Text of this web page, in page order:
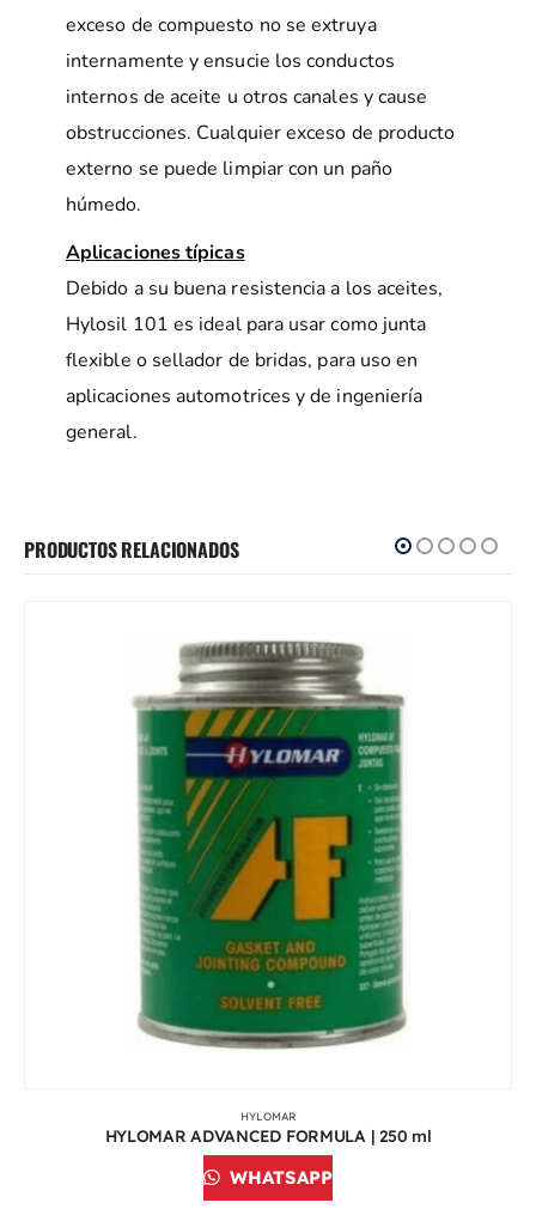
exceso de compuesto no se extruya
internamente y ensucie los conductos
internos de aceite u otros canales y cause
obstrucciones. Cualquier exceso de producto
externo se puede limpiar con un paño
húmedo.
Aplicaciones típicas
Debido a su buena resistencia a los aceites,
Hylosil 101 es ideal para usar como junta
flexible o sellador de bridas, para uso en
aplicaciones automotrices y de ingeniería
general.
PRODUCTOS RELACIONADOS
HYLOMAR
HYLOMAR ADVANCED FORMULA | 250 ml
WHATSAPP